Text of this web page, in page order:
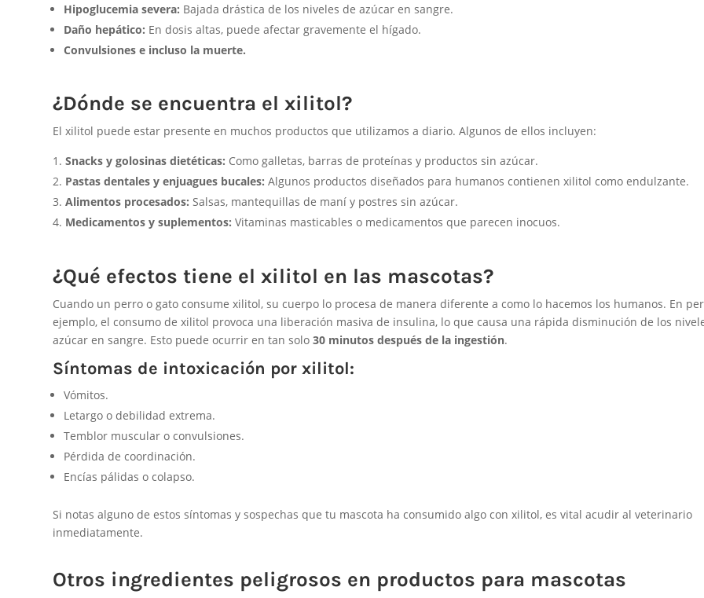
Hipoglucemia severa: Bajada drástica de los niveles de azúcar en sangre.
Daño hepático: En dosis altas, puede afectar gravemente el hígado.
Convulsiones e incluso la muerte.
¿Dónde se encuentra el xilitol?
El xilitol puede estar presente en muchos productos que utilizamos a diario. Algunos de ellos incluyen:
Snacks y golosinas dietéticas: Como galletas, barras de proteínas y productos sin azúcar.
Pastas dentales y enjuagues bucales: Algunos productos diseñados para humanos contienen xilitol como endulzante.
Alimentos procesados: Salsas, mantequillas de maní y postres sin azúcar.
Medicamentos y suplementos: Vitaminas masticables o medicamentos que parecen inocuos.
¿Qué efectos tiene el xilitol en las mascotas?
Cuando un perro o gato consume xilitol, su cuerpo lo procesa de manera diferente a como lo hacemos los humanos. En
ejemplo, el consumo de xilitol provoca una liberación masiva de insulina, lo que causa una rápida disminución de los
azúcar en sangre. Esto puede ocurrir en tan solo30 minutos después de la ingestión.
Síntomas de intoxicación por xilitol:
Vómitos.
Letargo o debilidad extrema.
Temblor muscular o convulsiones.
Pérdida de coordinación.
Encías pálidas o colapso.
Si notas alguno de estos síntomas y sospechas que tu mascota ha consumido algo con xilitol, es vital acudir al veterinario
inmediatamente.
Otros ingredientes peligrosos en productos para mascotas